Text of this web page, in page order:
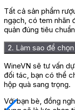
Tiếp đến nho được
trong thùng gỗ sồi
chai có dung tích
phối ra thị trường.
Giá rượu
Meursault
Tất cả sản phẩm
ngạch, có tem nhãn
quản đúng tiêu
2. Làm sao để
WineVN sẽ tư vấn
đối tác, bạn có thể
hộp quà sang trọng.
Với bạn bè, đồng